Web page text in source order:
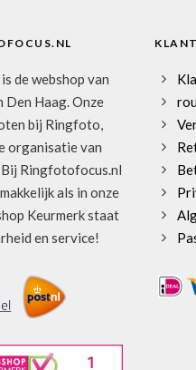
de webshop van
Den Haag. Onze
bij Ringfoto,
organisatie van
Ringfotofocus.nl
als in onze
Keurmerk staat
en service!